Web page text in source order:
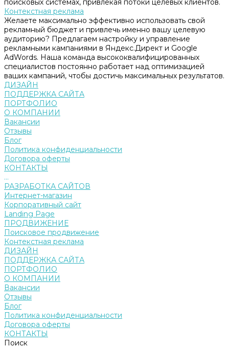
поисковых системах, привлекая потоки целевых клиентов.
Контекстная реклама
Желаете максимально эффективно использовать свой
рекламный бюджет и привлечь именно вашу целевую
аудиторию? Предлагаем настройку и управление
рекламными кампаниями в Яндекс.Директ и Google
AdWords. Наша команда высококвалифицированных
специалистов постоянно работает над оптимизацией
ваших кампаний, чтобы достичь максимальных результатов.
ДИЗАЙН
ПОДДЕРЖКА САЙТА
ПОРТФОЛИО
О КОМПАНИИ
Вакансии
Отзывы
Блог
Политика конфиденциальности
Договора оферты
КОНТАКТЫ
...
РАЗРАБОТКА САЙТОВ
Интернет-магазин
Корпоративный сайт
Landing Page
ПРОДВИЖЕНИЕ
Поисковое продвижение
Контекстная реклама
ДИЗАЙН
ПОДДЕРЖКА САЙТА
ПОРТФОЛИО
О КОМПАНИИ
Вакансии
Отзывы
Блог
Политика конфиденциальности
Договора оферты
КОНТАКТЫ
Поиск